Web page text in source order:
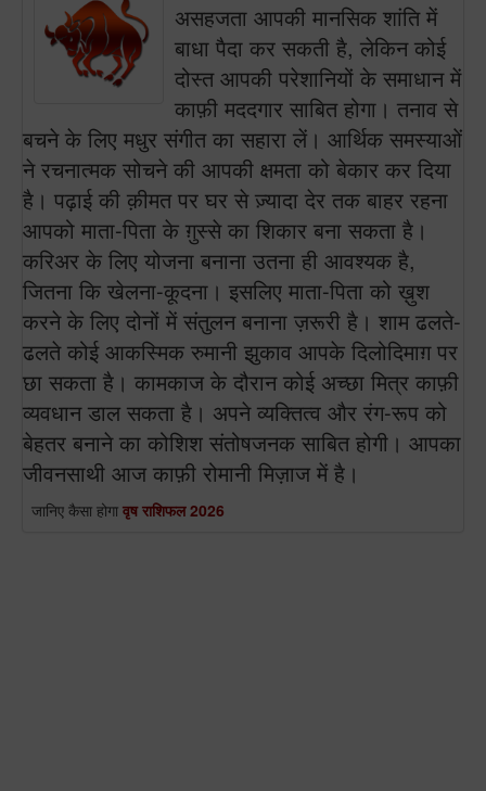
असहजता आपकी मानसिक शांति में
बाधा पैदा कर सकती है, लेकिन कोई
दोस्त आपकी परेशानियों के समाधान में
काफ़ी मददगार साबित होगा। तनाव से
बचने के लिए मधुर संगीत का सहारा लें। आर्थिक समस्याओं
ने रचनात्मक सोचने की आपकी क्षमता को बेकार कर दिया
है। पढ़ाई की क़ीमत पर घर से ज़्यादा देर तक बाहर रहना
आपको माता-पिता के ग़ुस्से का शिकार बना सकता है।
करिअर के लिए योजना बनाना उतना ही आवश्यक है,
जितना कि खेलना-कूदना। इसलिए माता-पिता को ख़ुश
करने के लिए दोनों में संतुलन बनाना ज़रूरी है। शाम ढलते-
ढलते कोई आकस्मिक रुमानी झुकाव आपके दिलोदिमाग़ पर
छा सकता है। कामकाज के दौरान कोई अच्छा मित्र काफ़ी
व्यवधान डाल सकता है। अपने व्यक्तित्व और रंग-रूप को
बेहतर बनाने का कोशिश संतोषजनक साबित होगी। आपका
जीवनसाथी आज काफ़ी रोमानी मिज़ाज में है।
जानिए कैसा होगा वृष राशिफल 2026